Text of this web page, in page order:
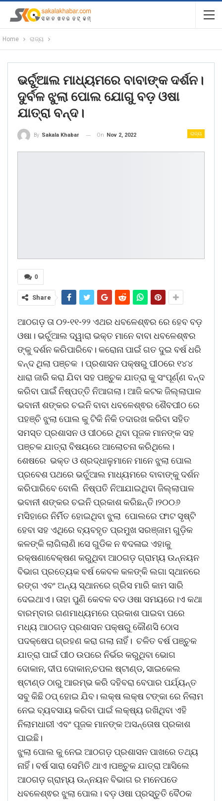
Home ରାଜ୍ୟ
ଭର୍ଚୁଆଲ ମାଧ୍ୟମରେ ବାବାଙ୍କ ଦର୍ଶନ।
ଦୁର୍ବଳ ଝୁଲା ପୋଲ ଯୋଗୁ ବଡ଼ ଓଷା
ଯାତ୍ରା ବନ୍ଦ।
ରାଜ୍ୟ
By Sakala Khabar On Nov 2, 2022
0
Share
ଆଠଗଡ଼ ତା ୦୨-୧୧-୨୨ ଏଥର ଧବଳେଶ୍ଵର ରେ ହେବ ବଡ଼
ଓଷା। ଭର୍ଚୁଆଲ ଦ୍ୱାରା ଭକ୍ତ ମାନେ ବାବା ଧବଳେଶ୍ଵର
ଙ୍କୁ ଦର୍ଶନ କରିପାରିବେ। କରୋନା ପାଇଁ ଗତ ଦୁଇ ବର୍ଷ ଧରି
ବନ୍ଦ ଥିଲା ପଞ୍ଚକ । ପ୍ରଶାସନ ପକ୍ଷରୁ ପୀଠରେ ୧୪୪
ଧାରା ଜାରି କରା ଯିବା ସହ ପଞ୍ଚୁକ ଯାତ୍ରା କୁ ସଂପୂର୍ଣ୍ଣ ବନ୍ଦ
କରିବା ପାଇଁଁ ନିଷ୍ପତ୍ତି ନିଆଗଲା। ଆଜି କଟକ ଜିଲ୍ଲାପାଳ
ଭବାନୀ ଶଙ୍କର ଚଇନି ବାବା ଧବଳେଶ୍ଵର ଶୈବପୀଠ ରେ
ପହଞ୍ଚି ଝୁଲା ପୋଲ କୁ ଟିକି ନିକି ତଦାରଖ କରିବା ସହିତ
ସମସ୍ତ ପ୍ରଶାସନ ଓ ପୀଠରେ ଥିବା ପୂଜକ ମାନଙ୍କ ସହ
ପଞ୍ଚକ ଯାତ୍ରା ବିଷୟରେ ଆଲୋଚନା କରିଥିଲେ।
ଶେଷରେ ଭକ୍ତ ଓ ଶ୍ରଦ୍ଧାଳୁମାନେ ମାନେ ଝୁଲା ପୋଲ
ପ୍ରବେଶ ପଥରେ ଭର୍ଚୁଆଲ ମାଧ୍ୟମରେ ବାବାଙ୍କୁ ଦର୍ଶନ
କରିପାରିବେ ବୋଲି ନିଷ୍ପତି ନିଆଯାଇଥିବା ଜିଲ୍ଲାପାଳ
ଭବାନୀ ଶଙ୍କର ଚଇନି ପ୍ରକାଶ କରିଛନ୍ତି।୨୦୦୬
ମସିହାରେ ନିର୍ମିତ ହୋଇଥିବା ଝୁଲା ପୋଲରେ ଫାଟ ସୃଷ୍ଟି
ହେବା ସହ ଏଥିରେ ବ୍ୟବହୃତ ପ୍ରମୁଖ ସରଞ୍ଜାମ ଗୁଡ଼ିକ
କଳଙ୍କି ଲାଗିଲାଣି।ସେ ଗୁଡିକ ନ ଵଦଳାଇ ଏହାକୁ
ରକ୍ଷଣାବେକ୍ଷଣ କରୁଥିବା ଆଠଗଡ଼ ଗ୍ରାମ୍ୟ ଉନ୍ନୟନ
ବିଭାଗ ପ୍ରତ୍ୟେକ ବର୍ଷ କେବଳ କଳଙ୍କି ଲଗା ସ୍ଥାନରେ
ରଙ୍ଗ ଏବଂ ଅନ୍ୟ ସ୍ଥାନରେ ଗ୍ରିସ ମାରି କାମ ସାରି
ଦେଇଥାଏ। ତାହା ପୁଣି କେବଳ ବଡ ଓଷା ସମୟରେ।ଏ କଥା
ବାରମ୍ବାର ଗଣମାଧ୍ୟମରେ ପ୍ରକାଶ ପାଇବା ପରେ
ମଧ୍ୟ ଆଠଗଡ଼ ପ୍ରଶାସନ ପକ୍ଷରୁ କୌଣସି ଠୋସ
ପଦକ୍ଷେପ ଗ୍ରହଣ କରା ଗଲା ନାହିଁ। ଚଳିତ ବର୍ଷ ପଞ୍ଚୁକ
ଯାତ୍ରା ପାଇଁ ପୀଠ ଉପରେ ନିର୍ଭର କରୁଥିବା ଭୋଗ
ଦୋକାନ, ଦୀପ ଦୋକାନ,ଚପଲ ଷ୍ଟାଣ୍ଡ, ସାଇକେଲ
ଷ୍ଟାଣ୍ଡ ଠାରୁ ଆରମ୍ଭ କରି ଦହିବରା ବେପାର ପର୍ଯ୍ୟନ୍ତ
ସବୁ କିଛି ଠପ୍ ହୋଇ ଯିବ। ଲକ୍ଷ ଲକ୍ଷ ଟଙ୍କା ରେ ନିଲାମ
ନେଇ ବ୍ୟବସାୟ କରିବା ପାଇଁ ଲକ୍ଷ୍ୟ ରଖିଥିବା ଏହି
ନିଲାମଧାରୀ ଏବଂ ପୂଜକ ମାନଙ୍କ ଅସନ୍ତୋଷ ପ୍ରକାଶ
ପାଇଛି।
ଝୁଲା ପୋଲ କୁ ନେଇ ଆଠଗଡ଼ ପ୍ରଶାସନ ପାଖରେ ତଥ୍ୟ
ନାହିଁ। ବର୍ଷ ସାରା ସେମିତି ଥାଏ।ପଞ୍ଚୁକ ଯାତ୍ରା ଆସିଲେ
ଆଠଗଡ଼ ଗ୍ରାମ୍ୟ ଉନ୍ନୟନ ବିଭାଗ ର ମନେପଡେ
ଧବଳେଶ୍ଵର ଝୁଲା ପୋଲ। ବଡ଼ ଓଷା ପ୍ରସ୍ତୁତି ବୈଠକ